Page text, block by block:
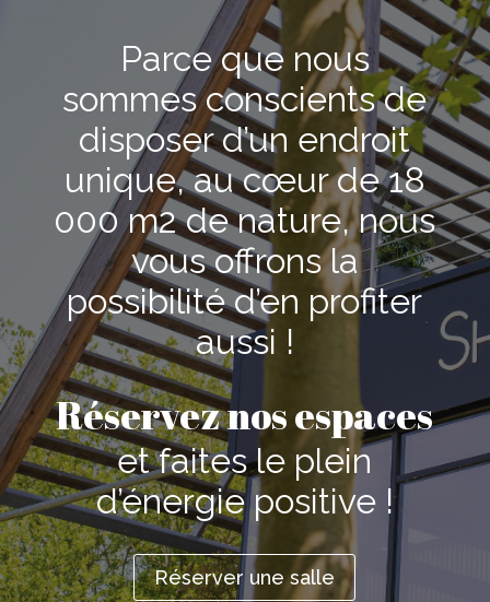
Parce que nous
sommes conscients de
disposer d’un endroit
unique, au cœur de 18
000 m2 de nature, nous
vous offrons la
possibilité d’en profiter
aussi !
Réservez nos espaces
et faites le plein
d’énergie positive !
Réserver une salle